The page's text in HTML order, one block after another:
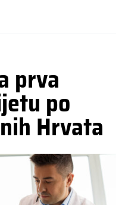
prva
po
Hrvata